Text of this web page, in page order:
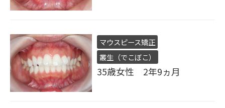
マウスピース矯正
叢生（でこぼこ）
35歳女性 2年9ヵ月